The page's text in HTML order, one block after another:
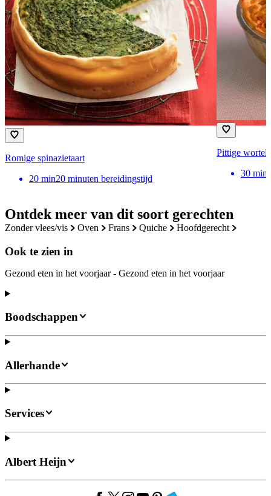
Ontdek meer van dit soort gerechten
zonder vlees/vis oven frans quiche hoofdgerecht
Ook te zien in
Gezond eten in het voorjaar - Gezond eten in het voorjaar
Romige spinazietaart
20 min20 minuten bereidingstijd
Pittige
30 min
Boodschappen
Allerhande
Services
Albert Heijn